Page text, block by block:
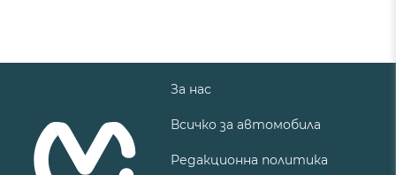
За нас
Всичко за автомобила
Редакционна политика